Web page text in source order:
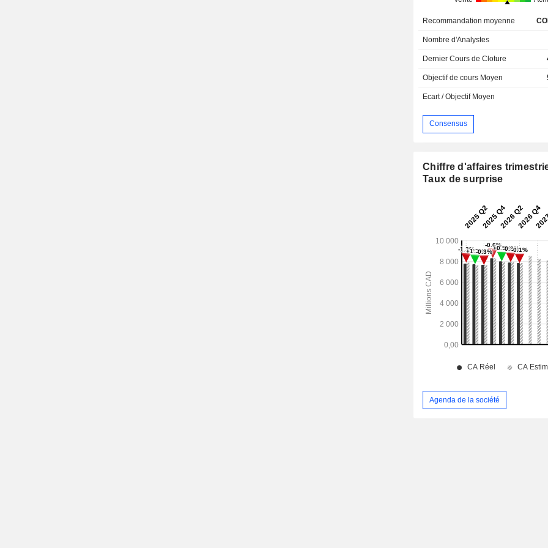
Recommandation moyenne
Nombre d'Analystes
Dernier Cours de Cloture
Objectif de cours Moyen
Ecart / Objectif Moyen
Consensus
Chiffre d'affaires
Taux de surprise
Agenda de la société